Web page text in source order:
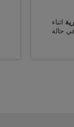
اثناء
حالة